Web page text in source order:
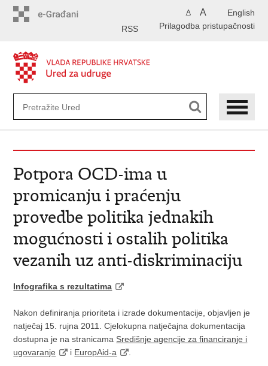
English
A A
Prilagodba pristupačnosti
RSS
Potpora OCD-ima u
promicanju i praćenju
provedbe politika jednakih
mogućnosti i ostalih politika
vezanih uz anti-diskriminaciju
Infografika s rezultatima
Nakon definiranja prioriteta i izrade dokumentacije, objavljen je
natječaj 15. rujna 2011. Cjelokupna natječajna dokumentacija
dostupna je na stranicama Središnje agencije za financiranje i
ugovaranje
i EuropAid-a